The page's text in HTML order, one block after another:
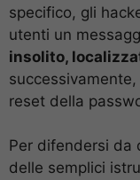
specifico, gli
utenti un
insolito,
reset della
Per difendersi da
delle semplici